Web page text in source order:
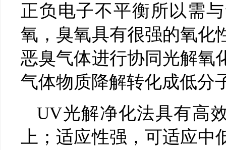
正负电子不平衡所以需
氧，臭氧具有很强的氧化
恶臭气体进行协同光解氧
气体物质降解转化成低分
UV光解净化法具有高
上；适应性强，可适应中